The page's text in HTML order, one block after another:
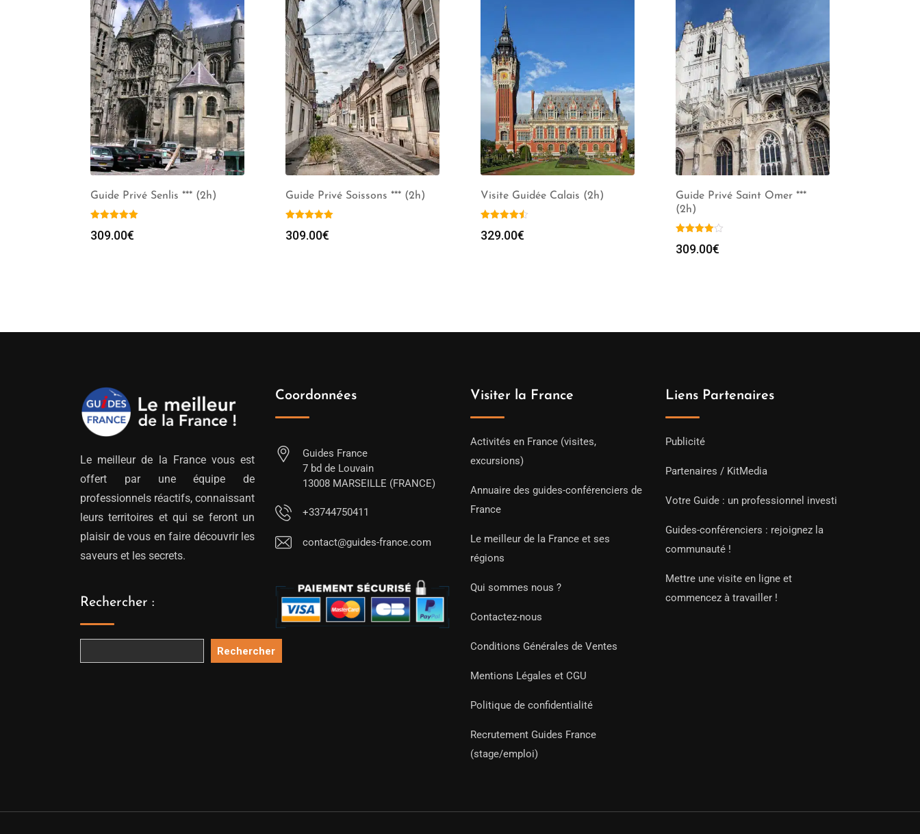
Guide Privé Senlis *** (2h)
309.00€
Guide Privé Soissons *** (2h)
309.00€
Visite Guidée Calais (2h)
329.00€
Guide Privé Saint Omer ***
(2h)
309.00€
Le meilleur de la France vous est
offert par une équipe de
professionnels réactifs, connaissant
leurs territoires et qui se feront un
plaisir de vous en faire découvrir les
saveurs et les secrets.
Rechercher :
Rechercher
Coordonnées
Guides France
7 bd de Louvain
13008 MARSEILLE (FRANCE)
+33744750411
contact@guides-france.com
Visiter la France
Activités en France (visites,
excursions)
Annuaire des guides-conférenciers de
France
Le meilleur de la France et ses
régions
Qui sommes nous ?
Contactez-nous
Conditions Générales de Ventes
Mentions Légales et CGU
Politique de confidentialité
Recrutement Guides France
(stage/emploi)
Liens Partenaires
Publicité
Partenaires / KitMedia
Votre Guide : un professionnel investi
Guides-conférenciers : rejoignez la
communauté !
Mettre une visite en ligne et
commencez à travailler !